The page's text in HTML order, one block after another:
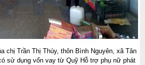
chị Trần Thị Thúy, thôn Bình Nguyên, xã Tân
sử dụng vốn vay từ Quỹ Hỗ trợ phụ nữ phát